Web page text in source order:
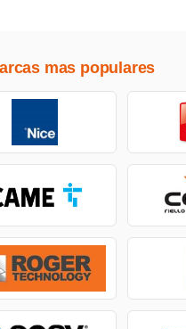
mas populares